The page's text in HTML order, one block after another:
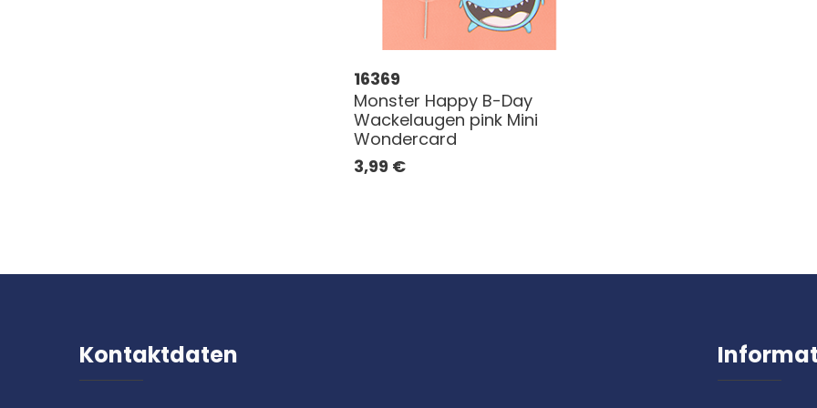
16369
Monster Happy B-Day
Wackelaugen pink Mini
Wondercard
3,99 €
Kontaktdaten